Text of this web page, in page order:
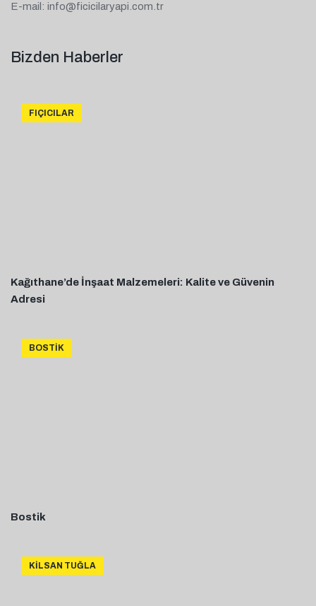
Bizden Haberler
FIÇICILAR
Kağıthane’de İnşaat Malzemeleri: Kalite ve Güvenin
Adresi
BOSTIK
Bostik
KILSAN TUĞLA
E-mail: info@ficicilaryapi.com.tr